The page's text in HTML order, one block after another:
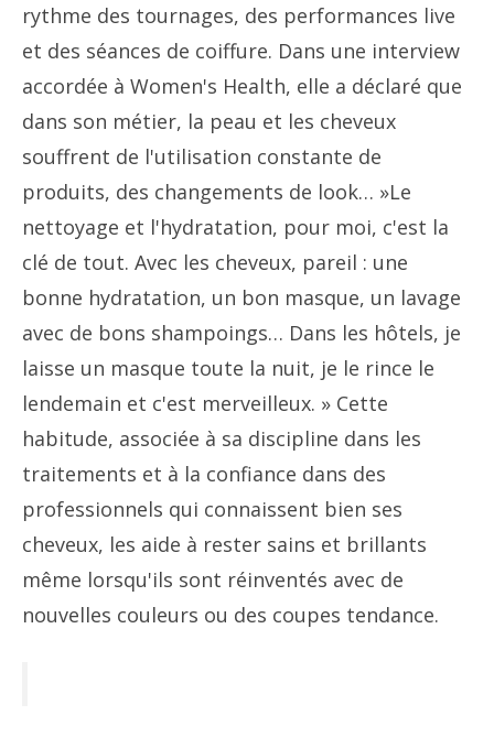
rythme des tournages, des performances live
et des séances de coiffure. Dans une interview
accordée à Women's Health, elle a déclaré que
dans son métier, la peau et les cheveux
souffrent de l'utilisation constante de
produits, des changements de look… »Le
nettoyage et l'hydratation, pour moi, c'est la
clé de tout. Avec les cheveux, pareil : une
bonne hydratation, un bon masque, un lavage
avec de bons shampoings… Dans les hôtels, je
laisse un masque toute la nuit, je le rince le
lendemain et c'est merveilleux. » Cette
habitude, associée à sa discipline dans les
traitements et à la confiance dans des
professionnels qui connaissent bien ses
cheveux, les aide à rester sains et brillants
même lorsqu'ils sont réinventés avec de
nouvelles couleurs ou des coupes tendance.